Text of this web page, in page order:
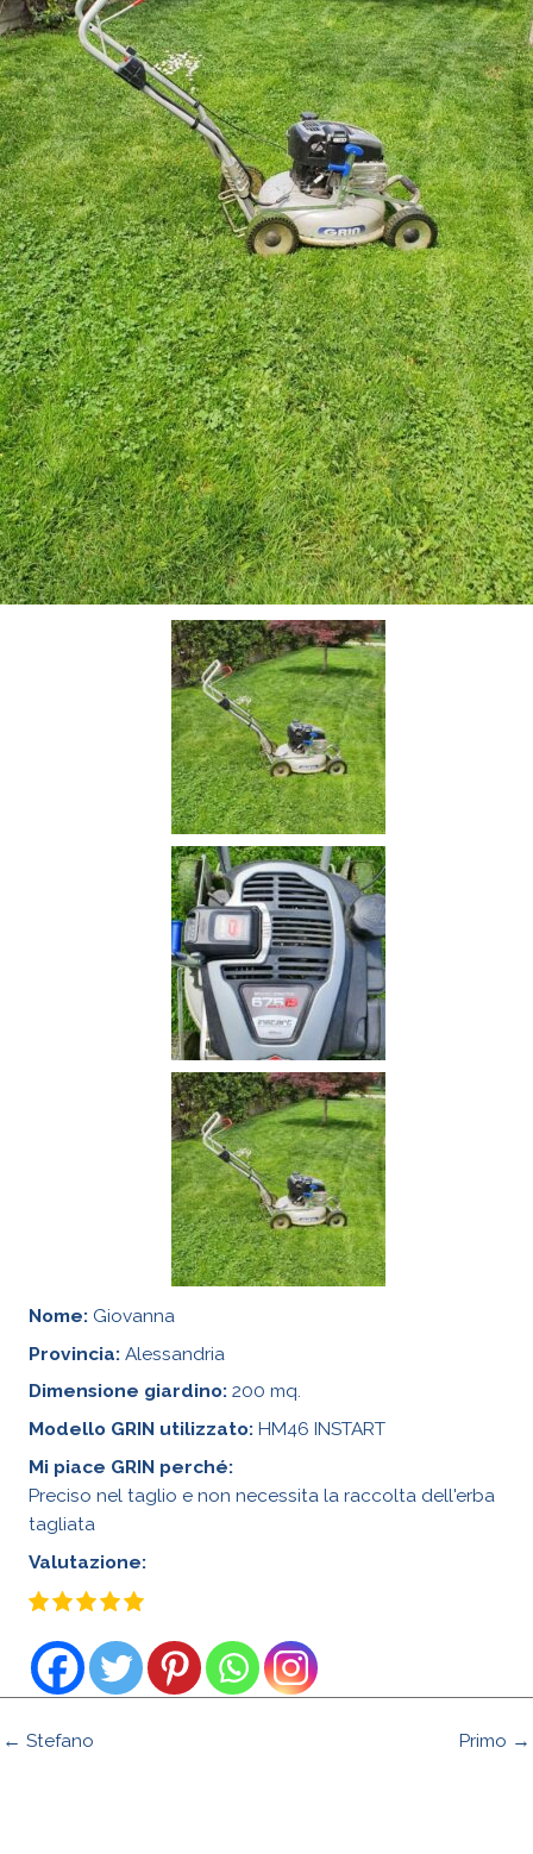
Nome: Giovanna
Provincia: Alessandria
Dimensione giardino: 200 mq.
Modello GRIN utilizzato: HM46 INSTART
Mi piace GRIN perché:
Preciso nel taglio e non necessita la raccolta dell'erba
tagliata
Valutazione:
← Stefano Primo →